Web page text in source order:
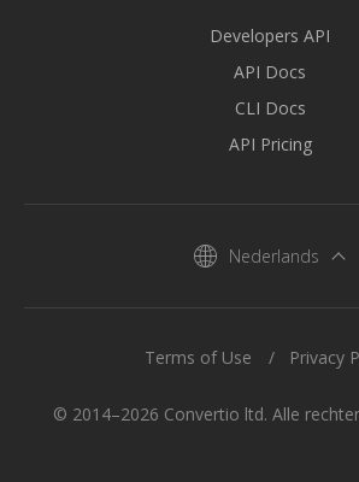
Developers API
API Docs
CLI Docs
API Pricing
Nederlands
© 2014–2026 Convertio ltd. Alle
Terms of Use Privacy